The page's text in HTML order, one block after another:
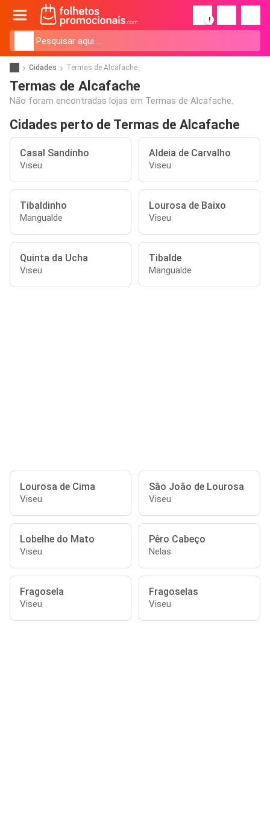
!
Cidades Termas de Alcafache
Termas de Alcafache
Não foram encontradas lojas em Termas de Alcafache.
Cidades perto de Termas de Alcafache
Casal Sandinho
Viseu
Aldeia de Carvalho
Viseu
Tibaldinho
Mangualde
Lourosa de Baixo
Viseu
Quinta da Ucha
Viseu
Tibalde
Mangualde
Lourosa de Cima
Viseu
São João de Lourosa
Viseu
Lobelhe do Mato
Viseu
Pêro Cabeço
Nelas
Fragosela
Viseu
Fragoselas
Viseu